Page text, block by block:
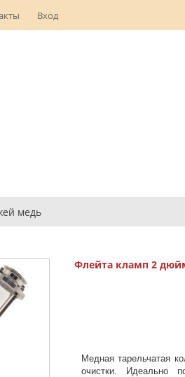
Вход
медь
Флейта кламп 2
Медная тарельчатая
очистки. Идеально